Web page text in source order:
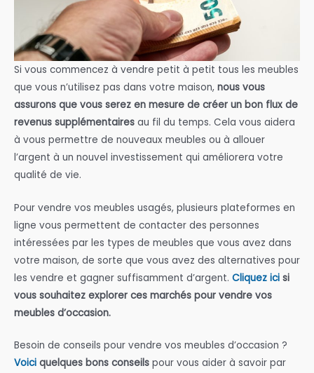
Si vous commencez à vendre petit à petit tous les meubles
que vous n’utilisez pas dans votre maison, nous vous
assurons que vous serez en mesure de créer un bon flux de
revenus supplémentaires au fil du temps. Cela vous aidera
à vous permettre de nouveaux meubles ou à allouer
l’argent à un nouvel investissement qui améliorera votre
qualité de vie.
Pour vendre vos meubles usagés, plusieurs plateformes en
ligne vous permettent de contacter des personnes
intéressées par les types de meubles que vous avez dans
votre maison, de sorte que vous avez des alternatives pour
les vendre et gagner suffisamment d’argent. Cliquez ici si
vous souhaitez explorer ces marchés pour vendre vos
meubles d’occasion.
Besoin de conseils pour vendre vos meubles d’occasion ?
Voici quelques bons conseils pour vous aider à savoir par